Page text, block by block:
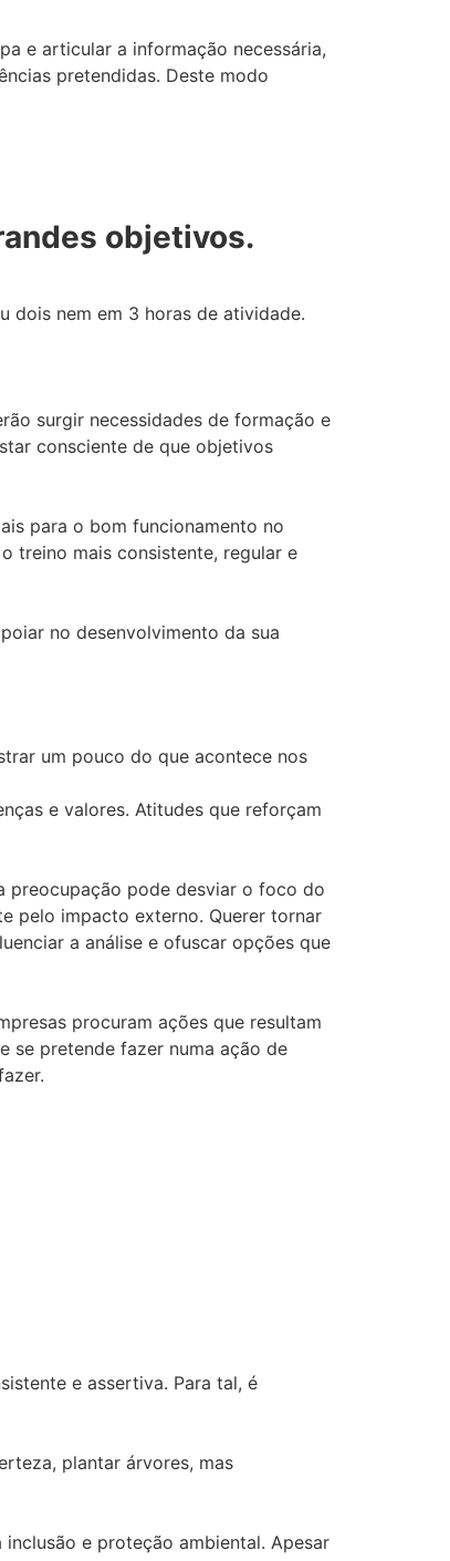
e articular a informação necessária,
pretendidas. Deste modo
objetivos.
dois nem em 3 horas de atividade.
surgir necessidades de formação e
consciente de que objetivos
para o bom funcionamento no
treino mais consistente, regular e
no desenvolvimento da sua
um pouco do que acontece nos
e valores. Atitudes que reforçam
preocupação pode desviar o foco do
pelo impacto externo. Querer tornar
a análise e ofuscar opções que
procuram ações que resultam
se pretende fazer numa ação de
e assertiva. Para tal, é
plantar árvores, mas
e proteção ambiental. Apesar